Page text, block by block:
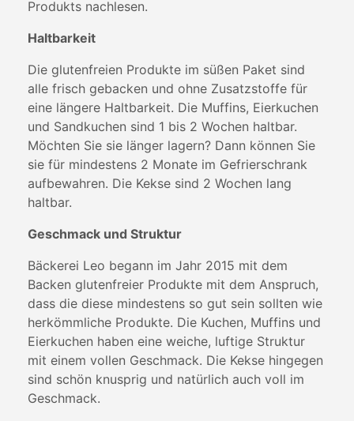
Produkts nachlesen.
Haltbarkeit
Die glutenfreien Produkte im süßen Paket sind
alle frisch gebacken und ohne Zusatzstoffe für
eine längere Haltbarkeit. Die Muffins, Eierkuchen
und Sandkuchen sind 1 bis 2 Wochen haltbar.
Möchten Sie sie länger lagern? Dann können Sie
sie für mindestens 2 Monate im Gefrierschrank
aufbewahren. Die Kekse sind 2 Wochen lang
haltbar.
Geschmack und Struktur
Bäckerei Leo begann im Jahr 2015 mit dem
Backen glutenfreier Produkte mit dem Anspruch,
dass die diese mindestens so gut sein sollten wie
herkömmliche Produkte. Die Kuchen, Muffins und
Eierkuchen haben eine weiche, luftige Struktur
mit einem vollen Geschmack. Die Kekse hingegen
sind schön knusprig und natürlich auch voll im
Geschmack.